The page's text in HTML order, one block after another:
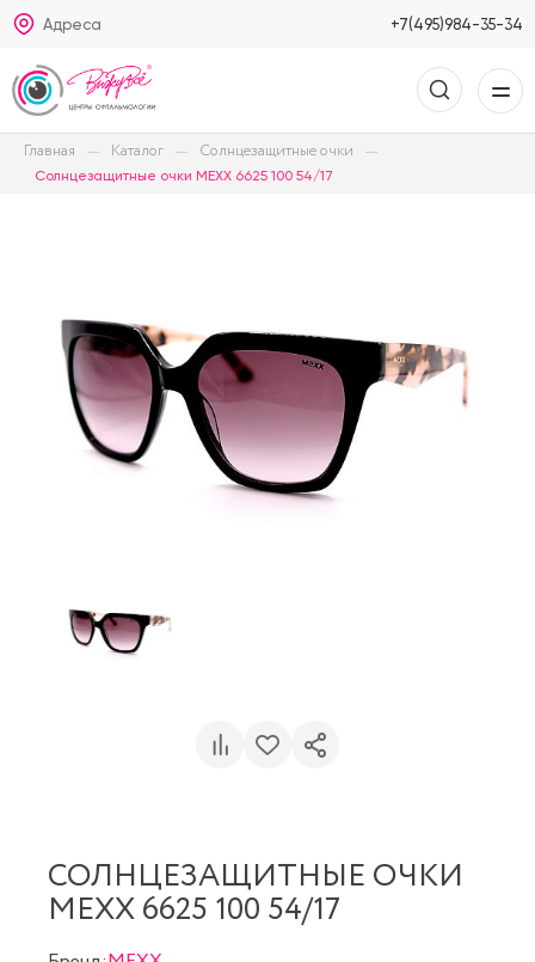
Адреса +7(495)984-35-34
Главная Каталог Солнцезащитные очки
Солнцезащитные очки MEXX 6625 100 54/17
СОЛНЦЕЗАЩИТНЫЕ ОЧКИ
MEXX 6625 100 54/17